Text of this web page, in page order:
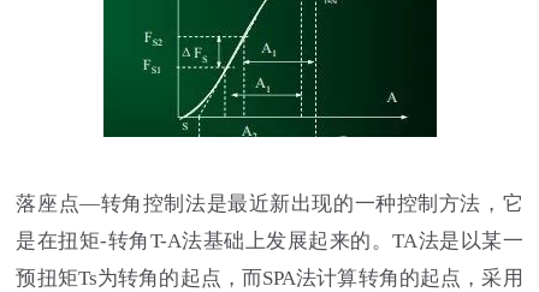
落座点—转角控制法是最近新出现的一种控制方法，它
是在扭矩-转角T-A法基础上发展起来的。TA法是以某一
预扭矩Ts为转角的起点，而SPA法计算转角的起点，采用